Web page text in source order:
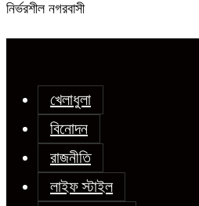
নির্ভরশীল নগরবাসী
খেলাধুলা
বিনোদন
রাজনীতি
লাইফ স্টাইল